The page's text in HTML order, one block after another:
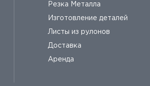
Резка Металла
Изготовление деталей
Листы из рулонов
Доставка
Аренда